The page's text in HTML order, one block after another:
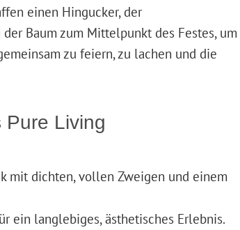
einen Hingucker, der
Baum zum Mittelpunkt des Festes, um
zu feiern, zu lachen und die
Pure Living
mit dichten, vollen Zweigen und einem
ein langlebiges, ästhetisches Erlebnis.